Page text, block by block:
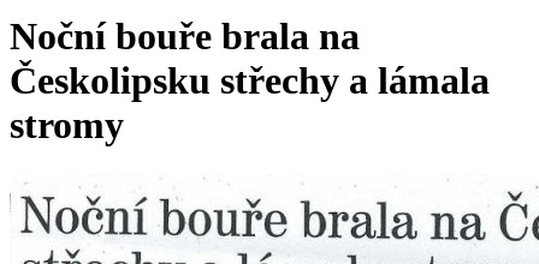
Noční bouře brala na
Českolipsku střechy a lámala
stromy